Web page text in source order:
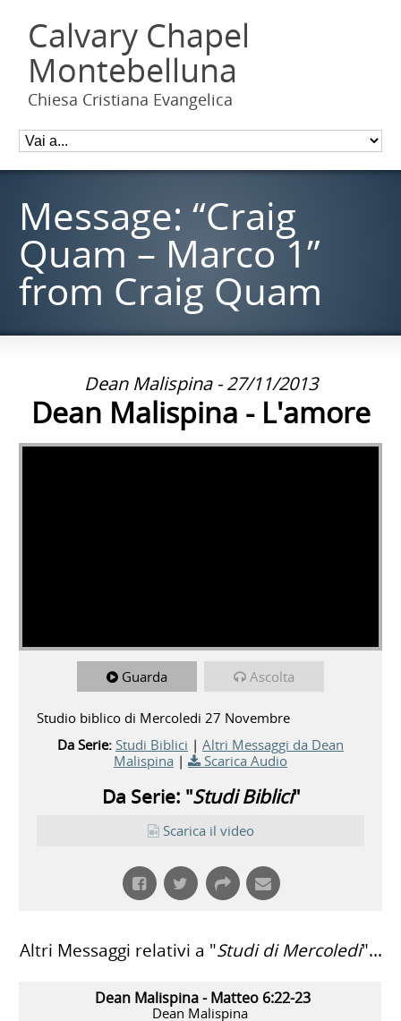
Calvary Chapel
Montebelluna
Chiesa Cristiana Evangelica
Message: “Craig
Quam – Marco 1”
from Craig Quam
Dean Malispina - 27/11/2013
Dean Malispina - L'amore
Guarda Ascolta
Studio biblico di Mercoledi 27 Novembre
Da Serie: Studi Biblici | Altri Messaggi da Dean
Malispina | Scarica Audio
Da Serie: "Studi Biblici"
Scarica il video
Altri Messaggi relativi a "Studi di Mercoledi"...
Dean Malispina - Matteo 6:22-23
Dean Malispina